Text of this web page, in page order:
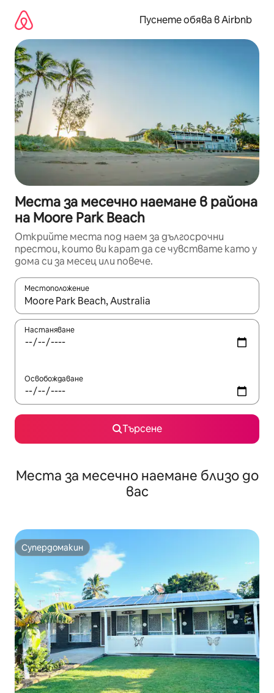
съдържанието
Пуснете обява в Airbnb
Места за месечно наемане в района
на Moore Park Beach
Открийте места под наем за дългосрочни
престои, които ви карат да се чувствате като у
дома си за месец или повече.
Местоположение
Когато резултатите се покажат, използвайте
Настаняване
Освобождаване
Търсене
Места за месечно наемане близо до
вас
Супердомакин
Супердомакин